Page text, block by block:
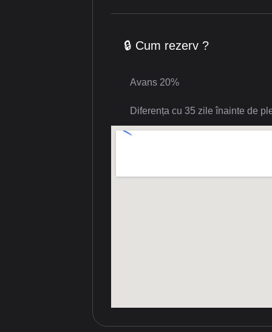
🔒 Cum rezerv ?
Avans 20%
Diferența cu 35 zile înainte de